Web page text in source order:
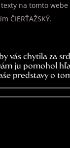
na tomto
ČIERŤAŽSKÝ.
vás chytila za
ju pomohol
predstavy o